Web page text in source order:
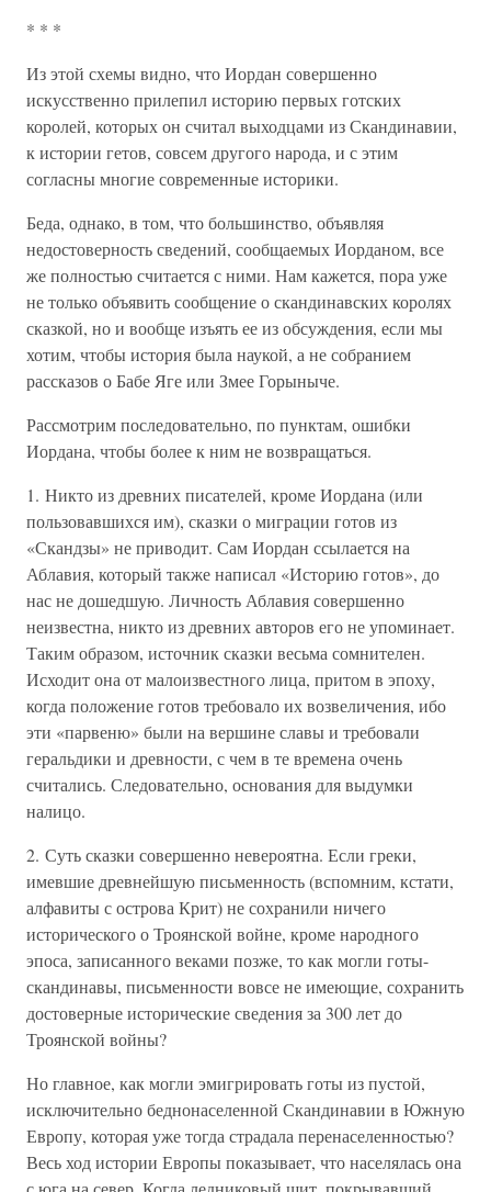
* * *
Из этой схемы видно, что Иордан совершенно
искусственно прилепил историю первых готских
королей, которых он считал выходцами из Скандинавии,
к истории гетов, совсем другого народа, и с этим
согласны многие современные историки.
Беда, однако, в том, что большинство, объявляя
недостоверность сведений, сообщаемых Иорданом, все
же полностью считается с ними. Нам кажется, пора уже
не только объявить сообщение о скандинавских королях
сказкой, но и вообще изъять ее из обсуждения, если мы
хотим, чтобы история была наукой, а не собранием
рассказов о Бабе Яге или Змее Горыныче.
Рассмотрим последовательно, по пунктам, ошибки
Иордана, чтобы более к ним не возвращаться.
1. Никто из древних писателей, кроме Иордана (или
пользовавшихся им), сказки о миграции готов из
«Скандзы» не приводит. Сам Иордан ссылается на
Аблавия, который также написал «Историю готов», до
нас не дошедшую. Личность Аблавия совершенно
неизвестна, никто из древних авторов его не упоминает.
Таким образом, источник сказки весьма сомнителен.
Исходит она от малоизвестного лица, притом в эпоху,
когда положение готов требовало их возвеличения, ибо
эти «парвеню» были на вершине славы и требовали
геральдики и древности, с чем в те времена очень
считались. Следовательно, основания для выдумки
налицо.
2. Суть сказки совершенно невероятна. Если греки,
имевшие древнейшую письменность (вспомним, кстати,
алфавиты с острова Крит) не сохранили ничего
исторического о Троянской войне, кроме народного
эпоса, записанного веками позже, то как могли готы-
скандинавы, письменности вовсе не имеющие, сохранить
достоверные исторические сведения за 300 лет до
Троянской войны?
Но главное, как могли эмигрировать готы из пустой,
исключительно беднонаселенной Скандинавии в Южную
Европу, которая уже тогда страдала перенаселенностью?
Весь ход истории Европы показывает, что населялась она